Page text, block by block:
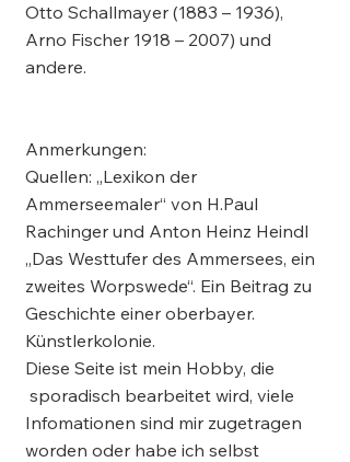
Otto Schallmayer (1883 – 1936),
Arno Fischer 1918 – 2007) und
andere.
Anmerkungen:
Quellen: „Lexikon der
Ammerseemaler“ von H.Paul
Rachinger und Anton Heinz Heindl
„Das Westtufer des Ammersees, ein
zweites Worpswede“. Ein Beitrag zu
Geschichte einer oberbayer.
Künstlerkolonie.
Diese Seite ist mein Hobby, die
sporadisch bearbeitet wird, viele
Infomationen sind mir zugetragen
worden oder habe ich selbst